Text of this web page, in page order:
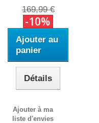
169,99 €
-10%
Ajouter au
panier
Détails
Ajouter à ma
liste d'envies